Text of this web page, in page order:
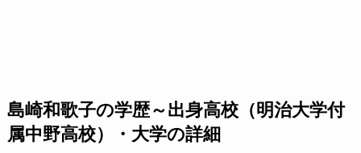
島崎和歌子の学歴～出身高校（明治大学付
属中野高校）・大学の詳細